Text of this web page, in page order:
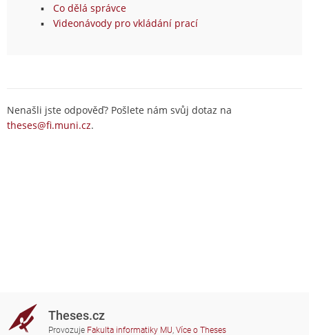
Co dělá správce
Videonávody pro vkládání prací
Nenašli jste odpověď? Pošlete nám svůj dotaz na
theses@fi.muni.cz.
Theses.cz
Provozuje Fakulta informatiky MU, Více o Theses